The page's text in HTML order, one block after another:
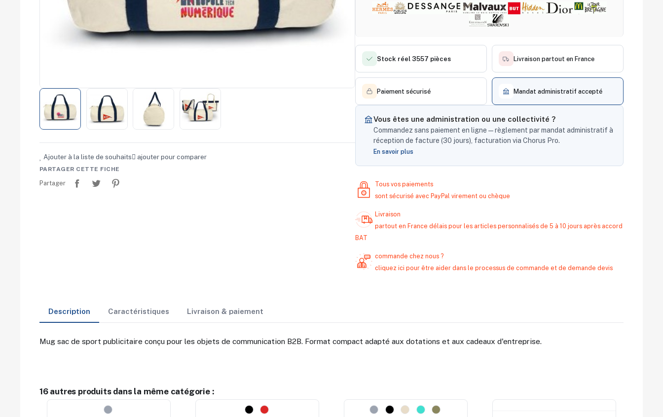
professionnels
Rentrée
Cérémonies
Récompenses
Été et plage
Campagnes RSE
Voyages d'affaires
Animations
commerciales
Ajouter à la liste de souhaits ajouter pour comparer
PARTAGER CETTE FICHE
Partager
Stock réel 3557 pièces Livraison partout en France
Paiement sécurisé Mandat administratif accepté
Vous êtes une administration ou une collectivité ?
Commandez sans paiement en ligne — règlement par mandat administratif à
réception de facture (30 jours), facturation via Chorus Pro.
En savoir plus
Tous vos paiements
sont sécurisé avec PayPal virement ou chèque
Livraison
partout en France délais pour les articles personnalisés de 5 à 10 jours après accord
BAT
commande chez nous ?
cliquez ici pour être aider dans le processus de commande et de demande devis
Description Caractéristiques Livraison & paiement
Mug sac de sport publicitaire conçu pour les objets de communication B2B. Format compact adapté aux dotations et aux cadeaux d'entreprise.
16 autres produits dans la même catégorie :
Nouveau